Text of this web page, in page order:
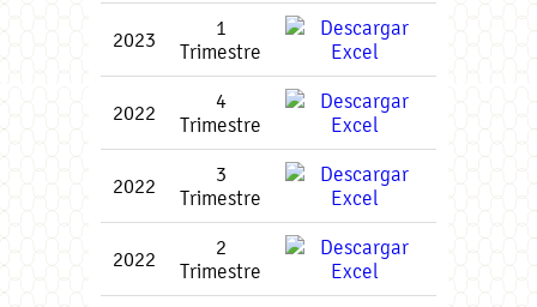
2023
1
Trimestre
2022
4
Trimestre
2022
3
Trimestre
2022
2
Trimestre